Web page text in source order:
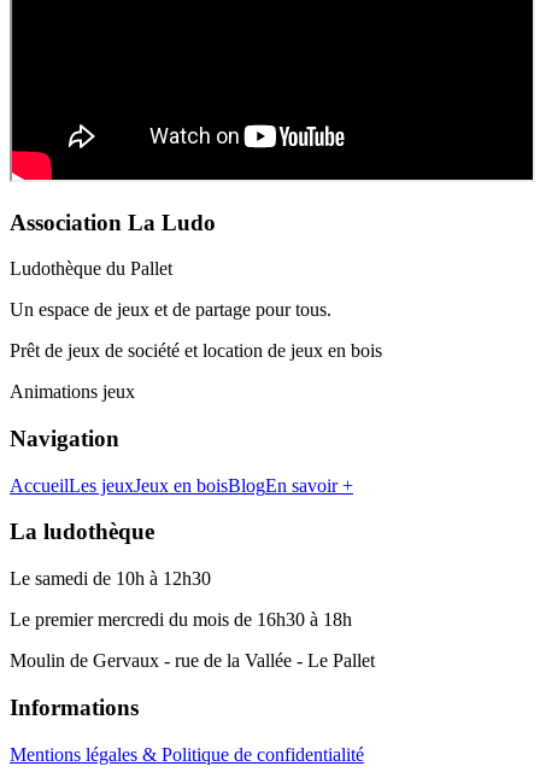
Association La Ludo
Ludothèque du Pallet
Un espace de jeux et de partage pour tous.
Prêt de jeux de société et location de jeux en bois
Animations jeux
Navigation
AccueilLes jeuxJeux en boisBlogEn savoir +
La ludothèque
Le samedi de 10h à 12h30
Le premier mercredi du mois de 16h30 à 18h
Moulin de Gervaux - rue de la Vallée - Le Pallet
Informations
Mentions légales & Politique de confidentialité